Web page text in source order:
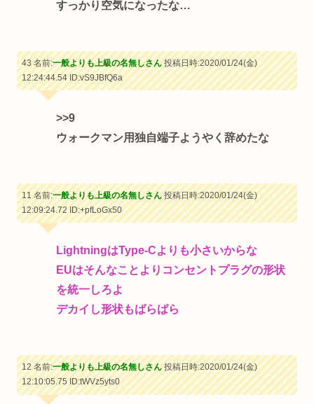
すっかり空気になったな…
43 名前:一般よりも上級の名無しさん投稿日時:2020/01/24(金)
12:24:44.54ID:vS9JBfQ6a
>>9
ウォークマン用独自端子ようやく辞めたな
11 名前:一般よりも上級の名無しさん投稿日時:2020/01/24(金)
12:09:24.72ID:+pfLoGx50
LightningはType-Cよりも小さいからな
EUはそんなことよりコンセントプラグの形状
を統一しろよ
デカイし形状もばらばら
12 名前:一般よりも上級の名無しさん投稿日時:2020/01/24(金)
12:10:05.75ID:tWVz5yts0